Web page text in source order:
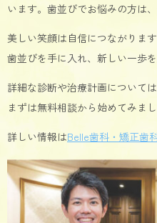
います。歯並びでお悩みの方は
美しい笑顔は自信につながりま
歯並びを手に入れ、新しい一歩
詳細な診断や治療計画について
まずは無料相談から始めてみまし
詳しい情報はBelle歯科・矯正歯